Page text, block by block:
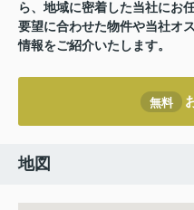
ら、地域に密着した当社にお
要望に合わせた物件や当社オ
情報をご紹介いたします。
無料
地図